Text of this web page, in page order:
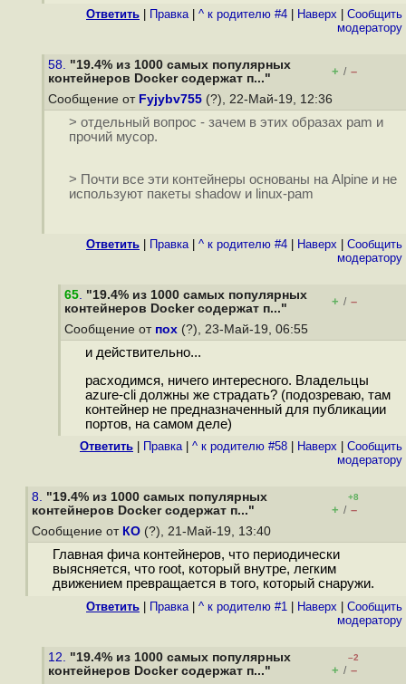
Ответить Правка| ^ к родителю #4 Наверх
Cообщить
модератору
58. "19.4% из 1000 самых популярных
контейнеров Docker содержат п..."
+ / –
Сообщение от Fyjybv755 (?), 22-Май-19, 12:36
> отдельный вопрос - зачем в этих образах pam и
прочий мусор.
> Почти все эти контейнеры основаны на Alpine и не
используют пакеты shadow и linux-pam
Ответить Правка| ^ к родителю #4 Наверх
Cообщить
модератору
65. "19.4% из 1000 самых популярных
контейнеров Docker содержат п..."
+ / –
Сообщение от пох (?), 23-Май-19, 06:55
и действительно...
расходимся, ничего интересного. Владельцы
azure-cli должны же страдать? (подозреваю, там
контейнер не предназначенный для публикации
портов, на самом деле)
Ответить Правка| ^ к родителю #58 Наверх
Cообщить
модератору
8. "19.4% из 1000 самых популярных
контейнеров Docker содержат п..."
+8
+ / –
Сообщение от КО (?), 21-Май-19, 13:40
Главная фича контейнеров, что периодически
выясняется, что root, который внутре, легким
движением превращается в того, который снаружи.
Ответить Правка| ^ к родителю #1 Наверх
Cообщить
модератору
12. "19.4% из 1000 самых популярных
контейнеров Docker содержат п..."
–2
+ / –